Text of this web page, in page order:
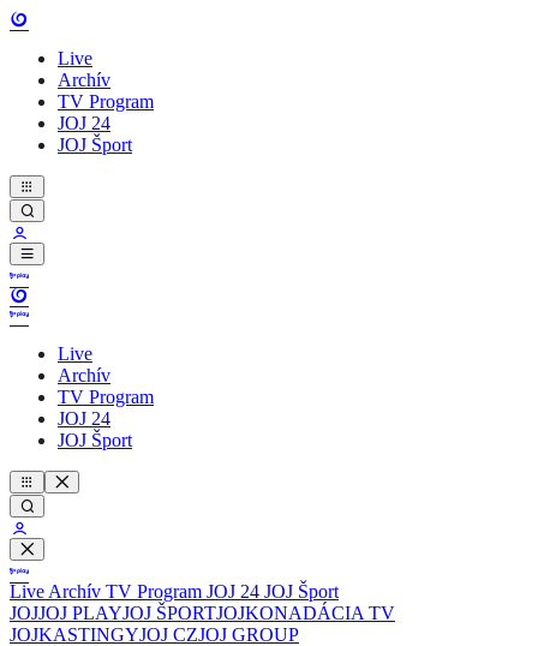
Live
Archív
TV Program
JOJ 24
JOJ Šport
Live
Archív
TV Program
JOJ 24
JOJ Šport
Live Archív TV Program JOJ 24 JOJ Šport
JOJJOJ PLAYJOJ ŠPORTJOJKONADÁCIA TV
JOJKASTINGYJOJ CZJOJ GROUP